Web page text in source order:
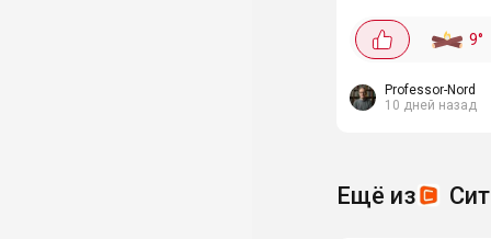
режим обогрева,
межсезонья самое
9°
Professor-Nord
10 дней назад
Ещё из